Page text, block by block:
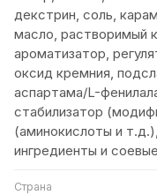
декстрин, соль,
масло, растворимый
ароматизатор,
оксид кремния,
аспартама/L-
стабилизатор
(аминокислоты и
ингредиенты и
Страна